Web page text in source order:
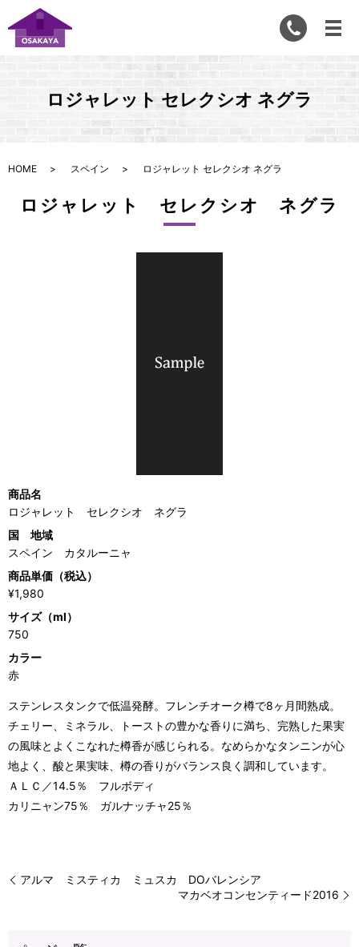
ロジャレット セレクシオ ネグラ
HOME スペイン ロジャレット セレクシオ ネグラ
ロジャレット セレクシオ ネグラ
商品名
ロジャレット セレクシオ ネグラ
国 地域
スペイン カタルーニャ
商品単価（税込）
¥1,980
サイズ（ml）
750
カラー
赤
ステンレスタンクで低温発酵。フレンチオーク樽で8ヶ月間熟成。
チェリー、ミネラル、トーストの豊かな香りに満ち、完熟した果実
の風味とよくこなれた樽香が感じられる。なめらかなタンニンが心
地よく、酸と果実味、樽の香りがバランス良く調和しています。
ＡＬＣ／14.5％ フルボディ
カリニャン75％ ガルナッチャ25％
アルマ ミスティカ ミュスカ DOバレンシア
マカベオコンセンティード2016